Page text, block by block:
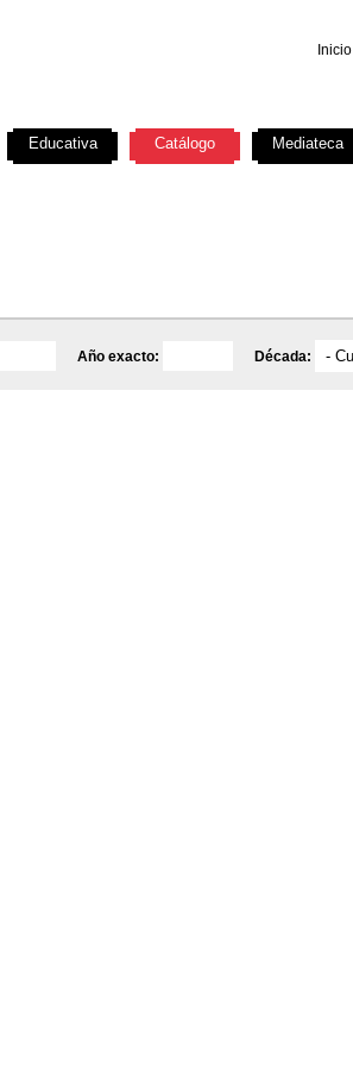
Inicio
Año exacto: Década:
Educativa Catálogo Mediateca